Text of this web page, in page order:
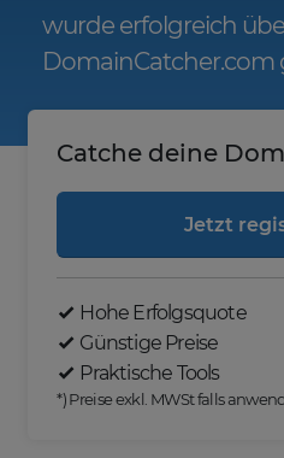
wurde erfolgreich
DomainCatcher.com
Catche deine
Jetzt
Hohe Erfolgsquote
Günstige Preise
Praktische Tools
*) Preise exkl. MWSt falls